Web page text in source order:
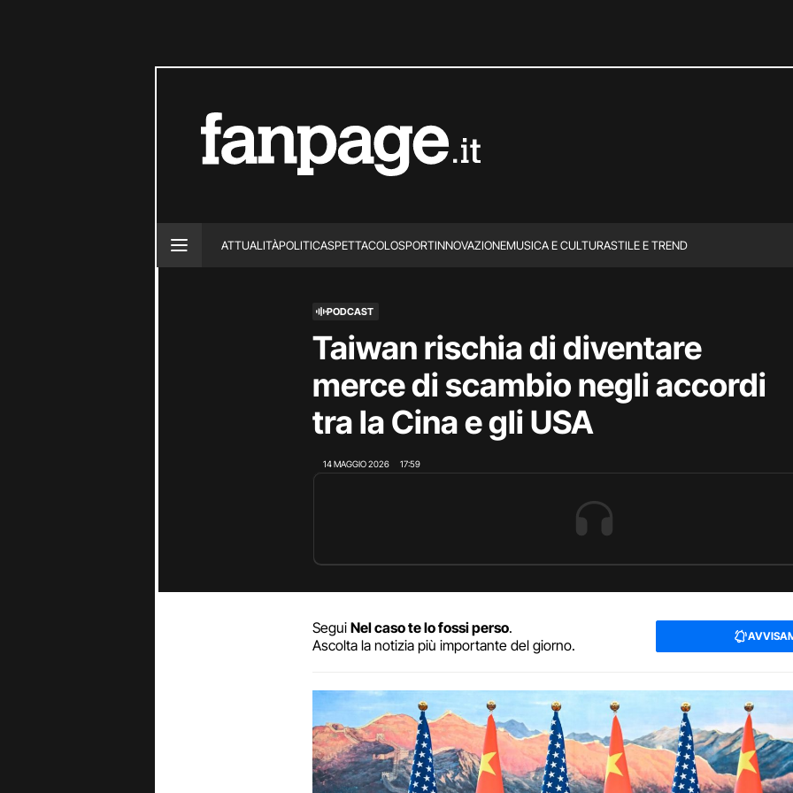
ATTUALITÀPOLITICASPETTACOLOSPORTINNOVAZIONEMUSICA E CULTURASTILE E TREND
PODCAST
Taiwan rischia di diventare
merce di scambio negli accordi
tra la Cina e gli USA
14 MAGGIO 2026 17:59
Segui Nel caso te lo fossi perso.
Ascolta la notizia più importante del giorno.